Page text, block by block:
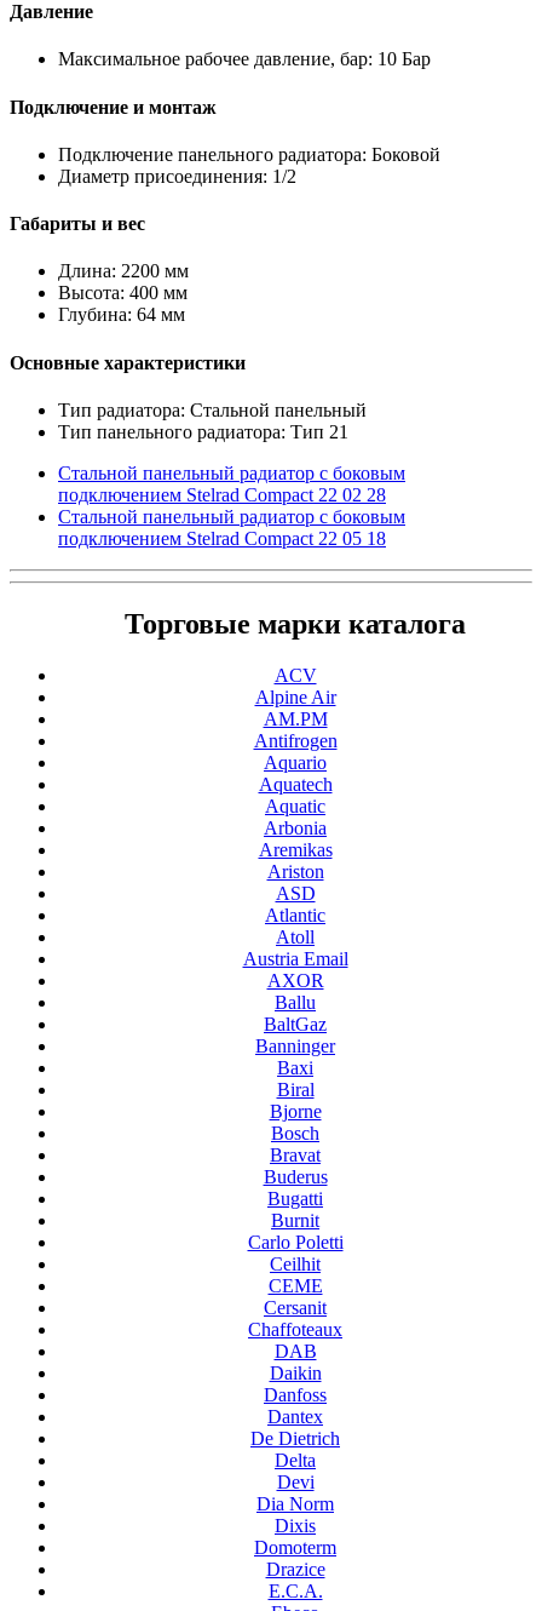
Давление
Максимальное рабочее давление, бар: 10 Бар
Подключение и монтаж
Подключение панельного радиатора: Боковой
Диаметр присоединения: 1/2
Габариты и вес
Длина: 2200 мм
Высота: 400 мм
Глубина: 64 мм
Основные характеристики
Тип радиатора: Стальной панельный
Тип панельного радиатора: Тип 21
Стальной панельный радиатор с боковым
подключением Stelrad Compact 22 02 28
Стальной панельный радиатор с боковым
подключением Stelrad Compact 22 05 18
Торговые марки каталога
ACV
Alpine Air
AM.PM
Antifrogen
Aquario
Aquatech
Aquatic
Arbonia
Aremikas
Ariston
ASD
Atlantic
Atoll
Austria Email
AXOR
Ballu
BaltGaz
Banninger
Baxi
Biral
Bjorne
Bosch
Bravat
Buderus
Bugatti
Burnit
Carlo Poletti
Ceilhit
CEME
Cersanit
Chaffoteaux
DAB
Daikin
Danfoss
Dantex
De Dietrich
Delta
Devi
Dia Norm
Dixis
Domoterm
Drazice
E.C.A.